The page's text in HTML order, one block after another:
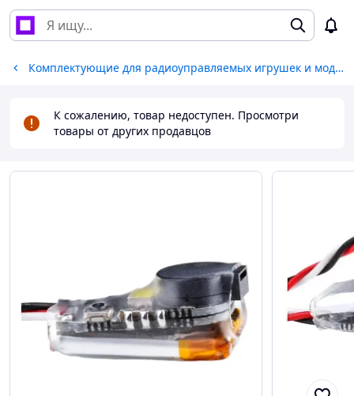
Комплектующие для радиоуправляемых игрушек и моделей
К сожалению, товар недоступен. Просмотри
товары от других продавцов